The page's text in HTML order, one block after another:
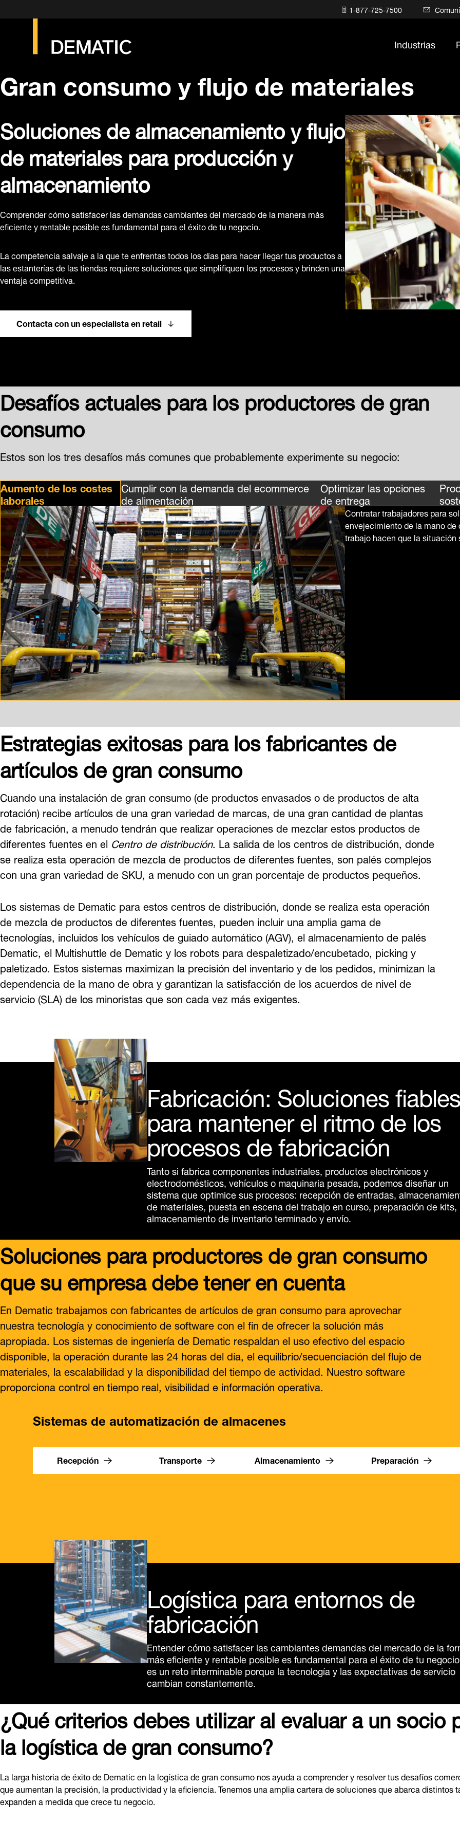
1-877-725-7500
Industrias
Gran consumo y flujo de materiales
Soluciones de almacenamiento y flujo
de materiales para producción y
almacenamiento
Comprender cómo satisfacer las demandas cambiantes del mercado de la manera más
eficiente y rentable posible es fundamental para el éxito de tu negocio.
La competencia salvaje a la que te enfrentas todos los días para hacer llegar tus productos a
las estanterías de las tiendas requiere soluciones que simplifiquen los procesos y brinden una
ventaja competitiva.
Contacta con un especialista en retail
Desafíos actuales para los productores de gran
consumo
Estos son los tres desafíos más comunes que probablemente experimente su negocio:
Aumento de los costes
laborales
Cumplir con la demanda del ecommerce
de alimentación
Optimizar las opciones
de entrega
Contratar trabajadores para
envejecimiento de la mano
trabajo hacen que la situación
Estrategias exitosas para los fabricantes de
artículos de gran consumo
Cuando una instalación de gran consumo (de productos envasados o de productos de alta
rotación) recibe artículos de una gran variedad de marcas, de una gran cantidad de plantas
de fabricación, a menudo tendrán que realizar operaciones de mezclar estos productos de
diferentes fuentes en el Centro de distribución. La salida de los centros de distribución, donde
se realiza esta operación de mezcla de productos de diferentes fuentes, son palés complejos
con una gran variedad de SKU, a menudo con un gran porcentaje de productos pequeños.
Los sistemas de Dematic para estos centros de distribución, donde se realiza esta operación
de mezcla de productos de diferentes fuentes, pueden incluir una amplia gama de
tecnologías, incluidos los vehículos de guiado automático (AGV), el almacenamiento de palés
Dematic, el Multishuttle de Dematic y los robots para despaletizado/encubetado, picking y
paletizado. Estos sistemas maximizan la precisión del inventario y de los pedidos, minimizan la
dependencia de la mano de obra y garantizan la satisfacción de los acuerdos de nivel de
servicio (SLA) de los minoristas que son cada vez más exigentes.
Fabricación: Soluciones
para mantener el ritmo de los
procesos de fabricación
Tanto si fabrica componentes industriales, productos electrónicos y
electrodomésticos, vehículos o maquinaria pesada, podemos diseñar un
sistema que optimice sus procesos: recepción de entradas,
de materiales, puesta en escena del trabajo en curso, preparación de kits,
almacenamiento de inventario terminado y envío.
Soluciones para productores de gran consumo
que su empresa debe tener en cuenta
En Dematic trabajamos con fabricantes de artículos de gran consumo para aprovechar
nuestra tecnología y conocimiento de software con el fin de ofrecer la solución más
apropiada. Los sistemas de ingeniería de Dematic respaldan el uso efectivo del espacio
disponible, la operación durante las 24 horas del día, el equilibrio/secuenciación del flujo de
materiales, la escalabilidad y la disponibilidad del tiempo de actividad. Nuestro software
proporciona control en tiempo real, visibilidad e información operativa.
Sistemas de automatización de almacenes
Recepción Transporte Almacenamiento Preparación
Logística para entornos de
fabricación
Entender cómo satisfacer las cambiantes demandas del mercado de la
más eficiente y rentable posible es fundamental para el éxito de tu
es un reto interminable porque la tecnología y las expectativas de servicio
cambian constantemente.
¿Qué criterios debes utilizar al evaluar a un socio
la logística de gran consumo?
La larga historia de éxito de Dematic en la logística de gran consumo nos ayuda a comprender y resolver tus desafíos
que aumentan la precisión, la productividad y la eficiencia. Tenemos una amplia cartera de soluciones que abarca
expanden a medida que crece tu negocio.